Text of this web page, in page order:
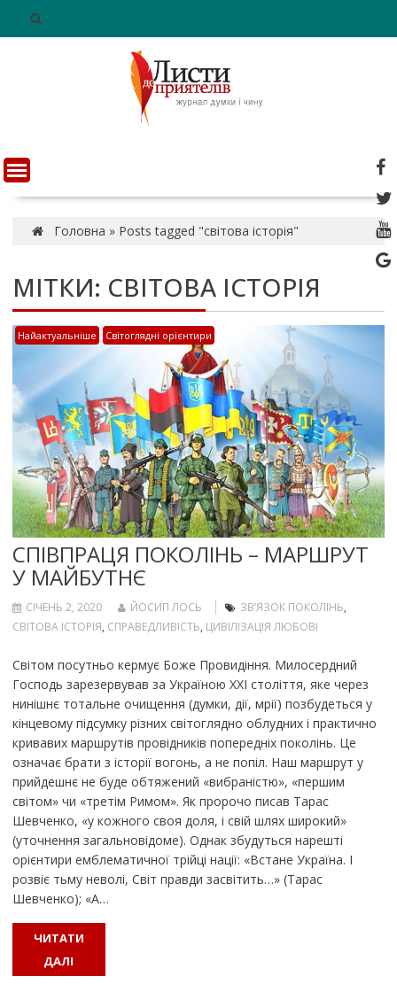
n
t
Головна » Posts tagged "світова історія"
МІТКИ: СВІТОВА ІСТОРІЯ
Найактуальніше Світоглядні орієнтири
СПІВПРАЦЯ ПОКОЛІНЬ – МАРШРУТ
У МАЙБУТНЄ
СІЧЕНЬ 2, 2020 ЙОСИП ЛОСЬ ЗВ’ЯЗОК ПОКОЛІНЬ,
СВІТОВА ІСТОРІЯ, СПРАВЕДЛИВІСТЬ, ЦИВІЛІЗАЦІЯ ЛЮБОВІ
Світом посутньо кермує Боже Провидіння. Милосердний
Господь зарезервував за Україною ХХI століття, яке через
нинішнє тотальне очищення (думки, дії, мрії) позбудеться у
кінцевому підсумку різних світоглядно облудних і практично
кривавих маршрутів провідників попередніх поколінь. Це
означає брати з історії вогонь, а не попіл. Наш маршрут у
прийдешнє не буде обтяжений «вибраністю», «першим
світом» чи «третім Римом». Як пророчо писав Тарас
Шевченко, «у кожного своя доля, і свій шлях широкий»
(уточнення загальновідоме). Однак збудуться нарешті
орієнтири емблематичної трійці нації: «Встане Україна. І
розвіє тьму неволі, Світ правди засвітить…» (Тарас
Шевченко); «А…
ЧИТАТИ
ДАЛІ